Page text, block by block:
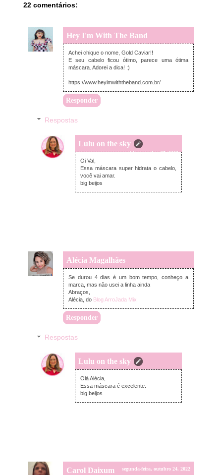
22 comentários:
Hey I'm With The Band
segunda-feira, outubro 24, 2022
Achei chique o nome, Gold Caviar!!
E seu cabelo ficou ótimo, parece uma ótima
máscara. Adorei a dica! :)
https://www.heyimwiththeband.com.br/
Responder
Respostas
Lulu on the sky
terça-feira, outubro 25, 2022
Oi Val,
Essa máscara super hidrata o cabelo,
você vai amar.
big beijos
Alécia Magalhães
segunda-feira, outubro 24, 2022
Se durou 4 dias é um bom tempo, conheço a
marca, mas não usei a linha ainda
Abraços,
Alécia, do Blog ArroJada Mix
Responder
Respostas
Lulu on the sky
terça-feira, outubro 25, 2022
Olá Alécia,
Essa máscara é excelente.
big beijos
Carol Daixum segunda-feira, outubro 24, 2022